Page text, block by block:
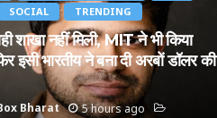
SOCIAL TRENDING
शाखा नहीं मिली, MIT ने भी किया
इसी भारतीय ने बना दी अरबों डॉलर की
Bharat
5 hours ago